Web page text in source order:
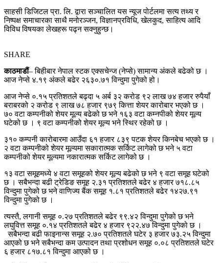
साहसी डिजिटल प्रा. लि. द्वारा सञ्चालित यस न्यूज पोर्टलमा सत्य तथ्य र
निष्पक्ष समाचारका साथै मनोरञ्जन, विज्ञानप्रविधि, खेलकुद, साहित्य आदि
विविध विषयका लेखहरू पढ्न सक्नुहुन्छ।
SHARE
काठमाडौं– बिहीबार नेपाल स्टक एक्सचेन्ज (नेप्से) सामान्य अंकले बढेको छ ।
आज नेप्से ४.१९ अंकले बढेर २६३०.७१ विन्दुमा पुगेको हो।
आज नेप्से ०.१५ प्रतिशतले बढ्दा ५ अर्ब ३२ करोड ९२ लाख ७४ हजार रुपैयाँ
बराबरको २ करोड ९ लाख ७८ हजार ९७९ कित्ता शेयर कारोबार भएको छ ।
७० वटा कम्पनीको शेयर मूल्य बढेको छ भने १६३ वटा कम्नपीको शेयर मूल्य
घटेको छ । ९ वटा कम्पनीको शेयर मूल्य भने स्थिर रहेको छ ।
३१० कम्पनी कारोबारमा आउँदा ६१ हजार ८३९ पटक शेयर किनबेच भएको छ ।
२ वटा कम्पनीको शेयर मूल्यमा सकारात्मक सर्किट लागेको छ भने ५ वटा
कम्पनीको शेयर मूल्यमा नकारात्मक सर्किट लागेको छ ।
१३ वटा समूहमध्ये ४ वटा समूहको शेयर मूल्य बढेको छ भने ९ वटा समूह घटेको
छ । सबैभन्दा बढी ट्रेडिङ समूह २.३१ प्रतिशतले बढेर ४ हजार ७१८.८५
विन्दुमा पुगेको छ भने वाणिज्य बैंक समूह १.८१ प्रतिशतले बढेर १४२७.९१
विन्दुमा पुगेको छ ।
त्यस्तै, लगानी समूह ०.२७ प्रतिशतले बढेर ९९.४२ विन्दुमा पुगेको छ भने
लघुवित्त समूह ०.१४ प्रतिशतले बढेर ४ हजार ९२२.४७ विन्दुमा पुगेको छ ।
सबैभन्दा बढी फाइनान्स समूह २.७० प्रतिशतले घटेर ३ हजार ७३.२५ विन्दुमा
आएको छ भने सबैभन्दा कम उत्पादन तथा प्रशोधन समूह ०.०८ प्रतिशतले घटेर
६ हजार ८१७.८१ विन्दुमा आएको छ ।